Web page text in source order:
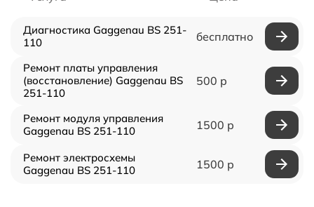
Диагностика Gaggenau BS 251-
110
бесплатно
Ремонт платы управления
(восстановление) Gaggenau BS
251-110
500 р
Ремонт модуля управления
Gaggenau BS 251-110
1500 р
Ремонт электросхемы
Gaggenau BS 251-110
1500 р